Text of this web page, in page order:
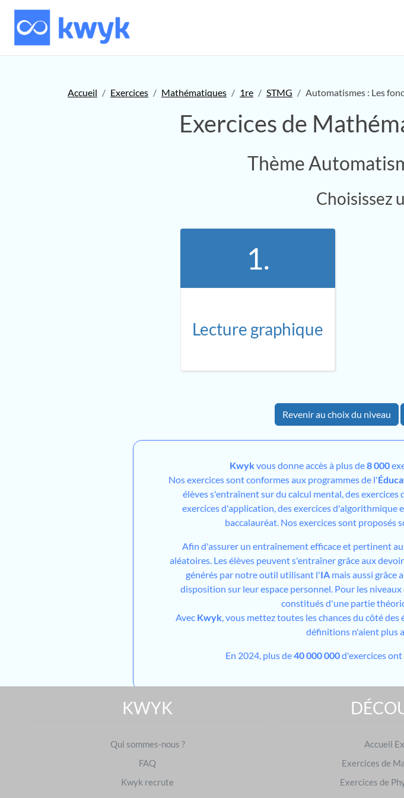
Accueil Exercices Mathématiques 1re STMG Automatismes : Les
Exercices de
Thème
Choisissez
1.
Lecture graphique
Revenir au choix du niveau
Kwykvous donne accès à plus de8 000
Nos exercices sont conformes aux programmes de l'
élèves s'entraînent sur du calcul mental, des
exercices d'application, des exercices d'algorithmique
baccalauréat. Nos exercices sont proposés
Afin d'assurer un entraînement efficace et pertinent
aléatoires. Les élèves peuvent s'entraîner grâce aux
générés par notre outil utilisant l'IAmais aussi grâce
disposition sur leur espace personnel. Pour les
constitués d'une partie
Avec Kwyk , vous mettez toutes les chances du côté
définitions n'aient plus
En 2024, plus de40 000 000d'exercices
Exercices de 2de|
S'entraîner dans
KWYK
Qui sommes-nous ?
FAQ
Kwyk recrute
Accueil
Exercices de
Exercices de